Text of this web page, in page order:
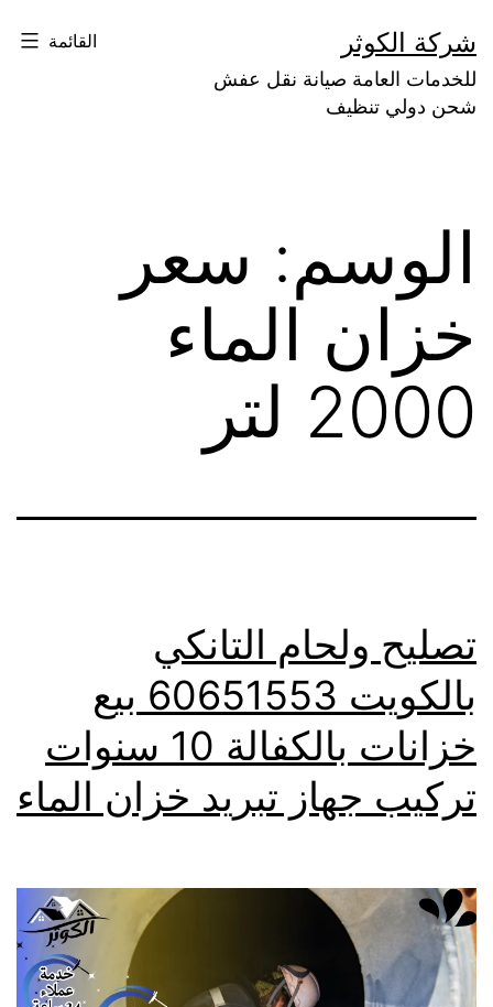
إلى
المحتوى
شركة الكوثر
للخدمات العامة صيانة نقل عفش
شحن دولي تنظيف
القائمة
الوسم: سعر
خزان الماء
2000 لتر
تصليح ولحام التانكي
بالكويت 60651553 بيع
خزانات بالكفالة 10 سنوات
تركيب جهاز تبريد خزان الماء